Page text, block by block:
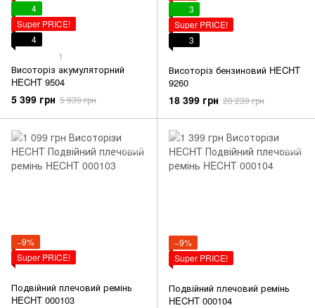
4
Super PRICE!
4
1
Висоторіз акумуляторний
HECHT 9504
5 399 грн 5 939 грн
3
Super PRICE!
3
Висоторіз бензиновий HECHT
9260
18 399 грн 20 239 грн
−9%
Super PRICE!
Подвійний плечовий ремінь
HECHT 000103
−9%
Super PRICE!
Подвійний плечовий ремінь
HECHT 000104